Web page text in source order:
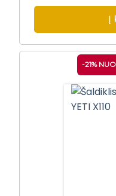
Į
-21%